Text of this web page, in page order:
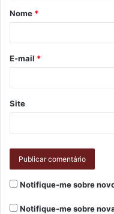
Nome *
E-mail *
Site
Notifique-me sobre
Notifique-me sobre